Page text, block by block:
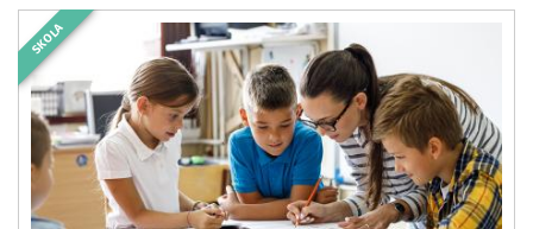
SKOLA